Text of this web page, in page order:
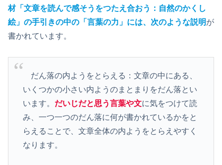
材「文章を読んで感そうをつたえ合おう：自然のかくし
絵」の手引きの中の「言葉の力」には、 次のような説明が
書かれています。
だん落の内ようをとらえる：文章の中にある、
いくつかの小さい内ようのまとまりをだん落とい
います。 だいじだと思う言葉や文に気をつけて読
み、一つ一つのだん落に何が書かれているかをと
らえることで、文章全体の内ようをとらえやすく
なります。